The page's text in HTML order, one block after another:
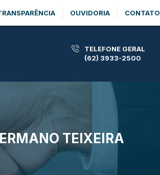
OUVIDORIA CONTATO
TELEFONE GERAL
(62) 3933-2500
TEIXEIRA